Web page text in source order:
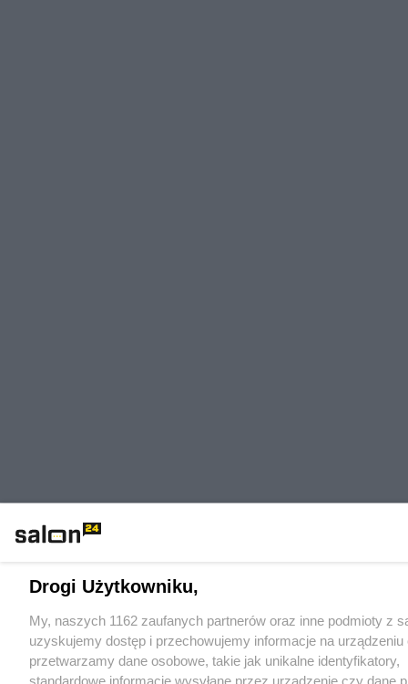
Drogi Użytkowniku,
My, naszych 1162 zaufanych partnerów oraz inne podmioty z
uzyskujemy dostęp i przechowujemy informacje na urządzeniu
przetwarzamy dane osobowe, takie jak unikalne identyfikatory,
standardowe informacje wysyłane przez urządzenie czy dane